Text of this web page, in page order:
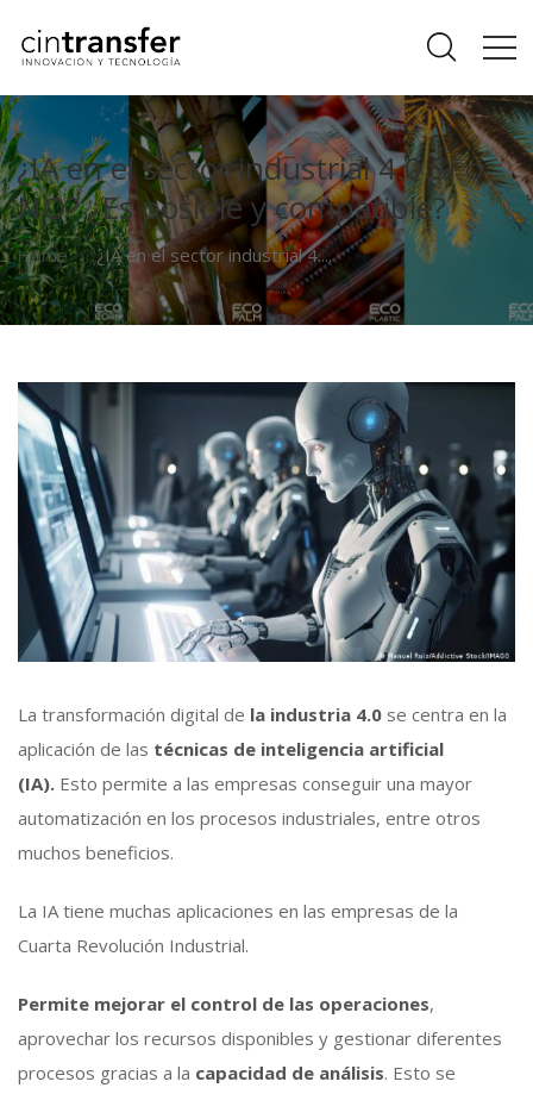
¿IA en el sector industrial 4.0 SI o
NO? ¿Es posible y compatible?
Home ¿IA en el sector industrial 4....
La transformación digital de la industria 4.0 se centra en la
aplicación de las técnicas de inteligencia artificial
(IA). Esto permite a las empresas conseguir una mayor
automatización en los procesos industriales, entre otros
muchos beneficios.
La IA tiene muchas aplicaciones en las empresas de la
Cuarta Revolución Industrial.
Permite mejorar el control de las operaciones,
aprovechar los recursos disponibles y gestionar diferentes
procesos gracias a la capacidad de análisis. Esto se